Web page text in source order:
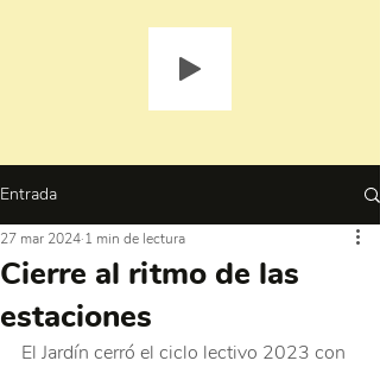
Entrada
Cierre al ritmo de las
estaciones
27 mar 2024 1 min de lectura
El Jardín cerró el ciclo lectivo 2023 con